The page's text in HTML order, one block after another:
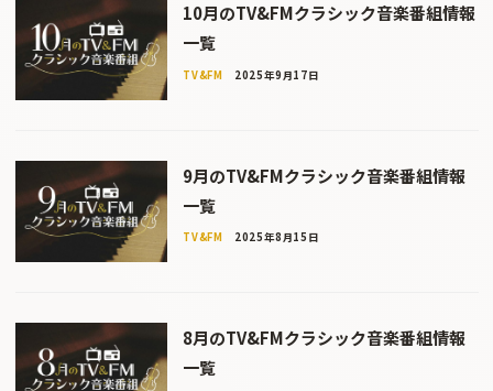
10月のTV&FMクラシック音楽番組情報
一覧
TV&FM 2025年9月17日
9月のTV&FMクラシック音楽番組情報
一覧
TV&FM 2025年8月15日
8月のTV&FMクラシック音楽番組情報
一覧